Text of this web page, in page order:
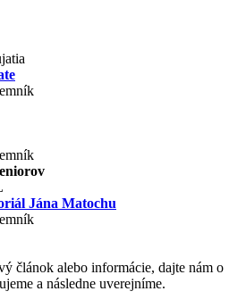
Jána Matochu
článok alebo informácie, dajte nám o
a následne uverejníme.